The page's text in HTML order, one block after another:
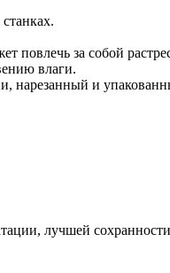
повлечь за собой
влаги.
нарезанный и
лучшей